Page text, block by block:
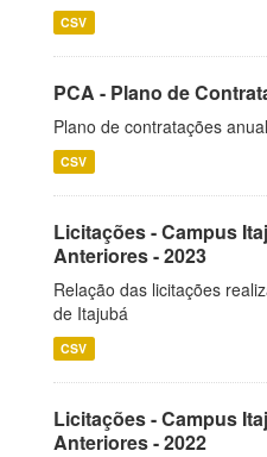
CSV
PCA - Plano de
Plano de contratações
CSV
Licitações - Campus
Anteriores - 2023
Relação das licitações
de Itajubá
CSV
Licitações - Campus
Anteriores - 2022